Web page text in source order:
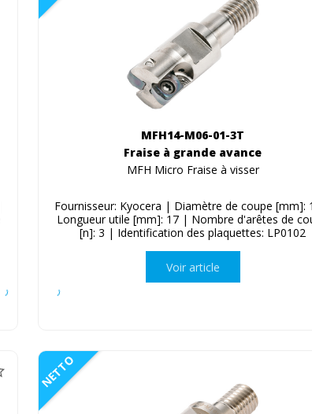
MFH14-M06-01-3T
Fraise à grande avance
MFH Micro Fraise à visser
Fournisseur: Kyocera | Diamètre de coupe [mm]:
Longueur utile [mm]: 17 | Nombre d'arêtes de
[n]: 3 | Identification des plaquettes: LP0102
Voir article
NETTO